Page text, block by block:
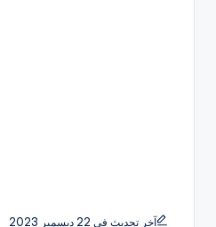
آخر تحديث في 22 ديسمبر 2023